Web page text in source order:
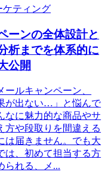
ケティング
ーンの全体設計と
析までを体系的に
公開
ルキャンペーン、
が出ない…」と悩んで
なに魅力的な商品やサ
方や段取りを間違える
は届きません。でも大
は、初めて担当する方
られる、メ...